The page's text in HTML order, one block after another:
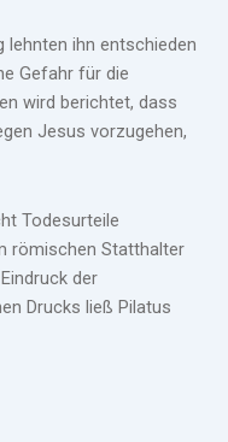
lehnten ihn entschieden
Gefahr für die
wird berichtet, dass
Jesus vorzugehen,
Todesurteile
römischen Statthalter
der
Drucks ließ Pilatus